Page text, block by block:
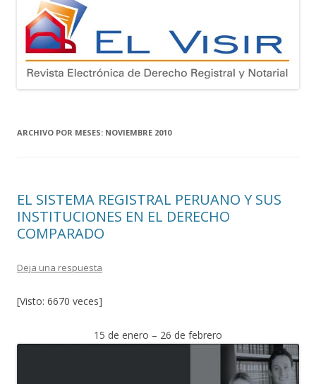
ARCHIVO POR MESES: NOVIEMBRE 2010
EL SISTEMA REGISTRAL PERUANO Y SUS
INSTITUCIONES EN EL DERECHO
COMPARADO
Deja una respuesta
[Visto: 6670 veces]
15 de enero – 26 de febrero